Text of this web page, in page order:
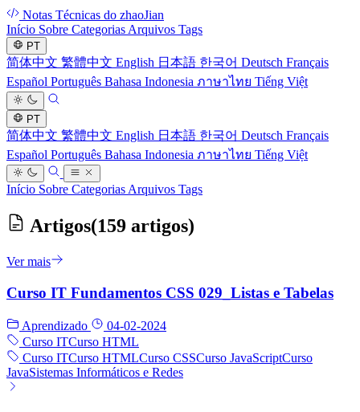
Notas Técnicas do zhaoJian
Início Sobre Categorias Arquivos Tags
PT
简体中文 繁體中文 English 日本語 한국어 Deutsch Français
Español Português Bahasa Indonesia ภาษาไทย Tiếng Việt
PT
简体中文 繁體中文 English 日本語 한국어 Deutsch Français
Español Português Bahasa Indonesia ภาษาไทย Tiếng Việt
Início Sobre Categorias Arquivos Tags
Artigos(159 artigos)
Ver mais
Curso IT Fundamentos CSS 029_Listas e Tabelas
Aprendizado
04-02-2024
Curso ITCurso HTML
Curso ITCurso HTMLCurso CSSCurso JavaScriptCurso
JavaSistemas Informáticos e Redes